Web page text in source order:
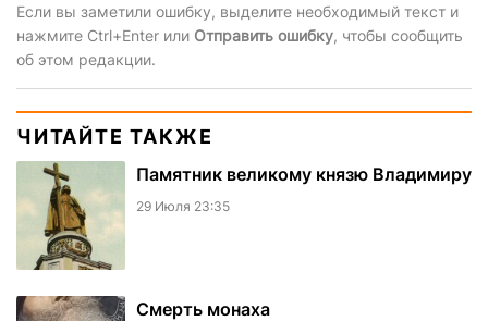
Если вы заметили ошибку, выделите необходимый текст и
нажмите Ctrl+Enter или Отправить ошибку, чтобы сообщить
об этом редакции.
ЧИТАЙТЕ ТАКЖЕ
Памятник великому князю Владимиру
29 Июля 23:35
Смерть монаха